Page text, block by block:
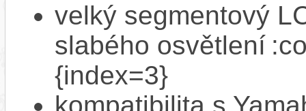
velký segmentový
slabého osvětlení
{index=3}
kompatibilita s